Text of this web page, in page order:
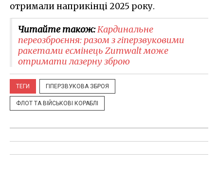
отримали наприкінці 2025 року.
Читайте також:Кардинальне
переозброєння: разом з гіперзвуковими
ракетами есмінець Zumwalt може
отримати лазерну зброю
ТЕГИ ГІПЕРЗВУКОВА ЗБРОЯ
ФЛОТ ТА ВІЙСЬКОВІ КОРАБЛІ